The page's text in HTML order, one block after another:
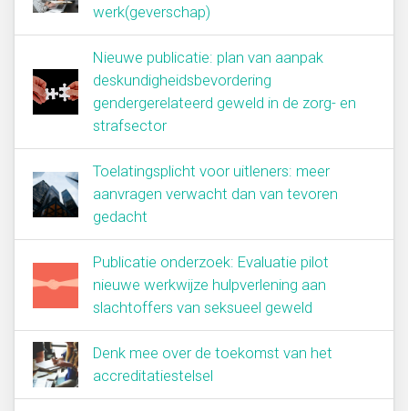
werk(geverschap)
Nieuwe publicatie: plan van aanpak
deskundigheidsbevordering
gendergerelateerd geweld in de zorg- en
strafsector
Toelatingsplicht voor uitleners: meer
aanvragen verwacht dan van tevoren
gedacht
Publicatie onderzoek: Evaluatie pilot
nieuwe werkwijze hulpverlening aan
slachtoffers van seksueel geweld
Denk mee over de toekomst van het
accreditatiestelsel